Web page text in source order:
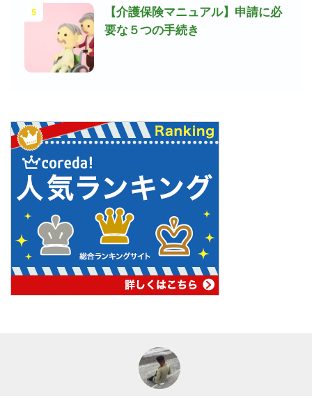
5
【介護保険マニュアル】申請に必
要な５つの手続き